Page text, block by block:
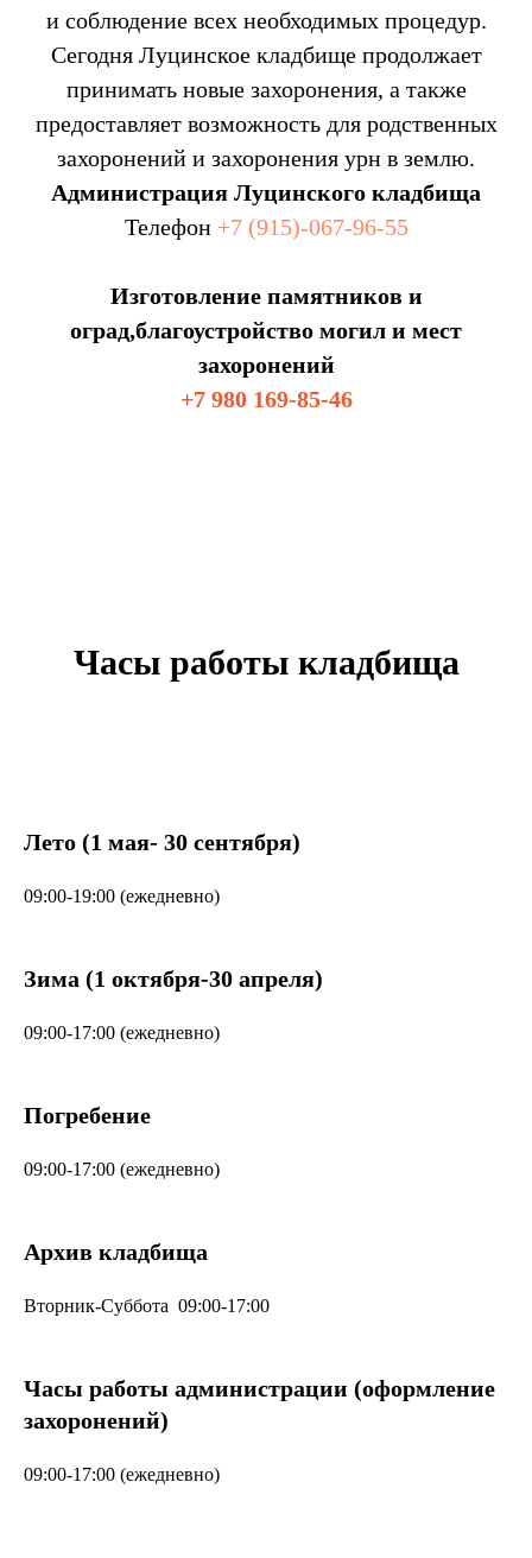
и соблюдение всех необходимых процедур.
Сегодня Луцинское кладбище продолжает
принимать новые захоронения, а также
предоставляет возможность для родственных
захоронений и захоронения урн в землю.
Администрация Луцинского кладбища
Телефон +7 (915)-067-96-55
Изготовление памятников и
оград,благоустройство могил и мест
захоронений
+7 980 169-85-46
Часы работы кладбища
Лето (1 мая- 30 сентября)
09:00-19:00 (ежедневно)
Зима (1 октября-30 апреля)
09:00-17:00 (ежедневно)
Погребение
09:00-17:00 (ежедневно)
Архив кладбища
Вторник-Суббота 09:00-17:00
Часы работы администрации (оформление
захоронений)
09:00-17:00 (ежедневно)